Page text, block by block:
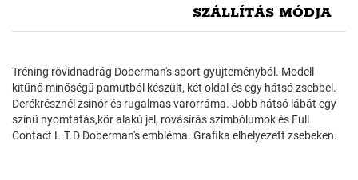
SZÁLLÍTÁS MÓDJA
Tréning rövidnadrág Doberman's sport gyüjteményból. Modell
kitűnő minőségű pamutból készült, két oldal és egy hátsó zsebbel.
Derékrésznél zsinór és rugalmas varorráma. Jobb hátsó lábát egy
színü nyomtatás,kör alakú jel, rovásírás szimbólumok és Full
Contact L.T.D Doberman's embléma. Grafika elhelyezett zsebeken.